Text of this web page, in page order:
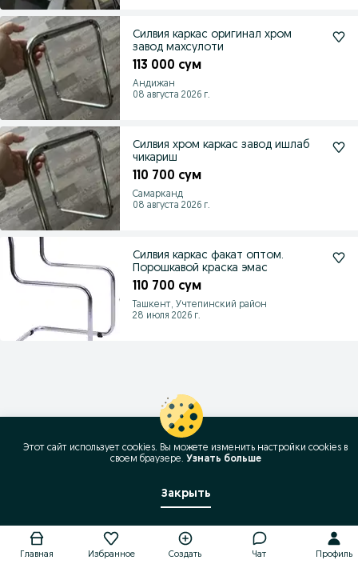
Силвия каркас оригинал хром
завод махсулоти
113 000 сум
Андижан
08 августа 2026 г.
Силвия хром каркас завод ишлаб
чикариш
110 700 сум
Самарканд
08 августа 2026 г.
Силвия каркас факат оптом.
Порошкавой краска эмас
110 700 сум
Ташкент, Учтепинский район
28 июля 2026 г.
Главная Избранное Создать Чат Профиль
Этот сайт использует cookies. Вы можете изменить настройки cookies в
своeм браузере. Узнать больше
Закрыть